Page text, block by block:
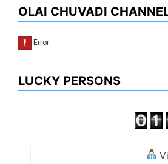
OLAI CHUVADI
LUCKY PERSONS